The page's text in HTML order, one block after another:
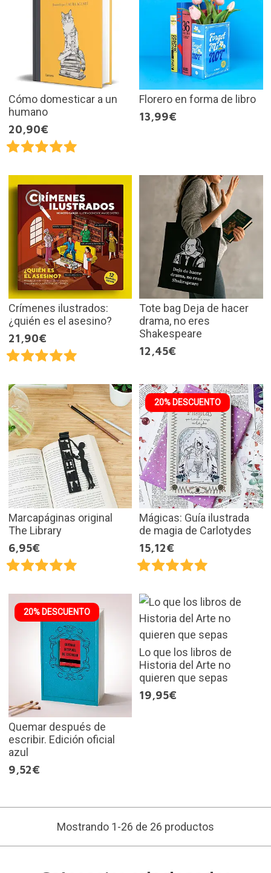
Cómo domesticar a un
humano
20,90€
Florero en forma de libro
13,99€
Crímenes ilustrados:
¿quién es el asesino?
21,90€
Tote bag Deja de hacer
drama, no eres
Shakespeare
12,45€
Marcapáginas original
The Library
6,95€
20% DESCUENTO
Mágicas: Guía ilustrada
de magia de Carlotydes
15,12€
20% DESCUENTO
Quemar después de
escribir. Edición oficial
azul
9,52€
Lo que los libros de
Historia del Arte no
quieren que sepas
19,95€
Mostrando 1-26 de 26 productos